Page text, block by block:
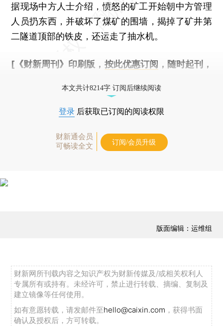
据现场中方人士介绍，愤怒的矿工开始朝中方管理
人员扔东西，并破坏了煤矿的围墙，揭掉了矿井第
二隧道顶部的铁皮，还运走了抽水机。
[《财新周刊》印刷版， 按此优惠订阅 ，随时起刊，
本文共计8214字 订阅后继续阅读
登录 后获取已订阅的阅读权限
财新通会员
可畅读全文
订阅/会员升级
版面编辑：运维组
财新网所刊载内容之知识产权为财新传媒及/或相关权利人
专属所有或持有。未经许可，禁止进行转载、摘编、复制及
建立镜像等任何使用。
如有意愿转载，请发邮件至hello@caixin.com ，获得书面
确认及授权后，方可转载。